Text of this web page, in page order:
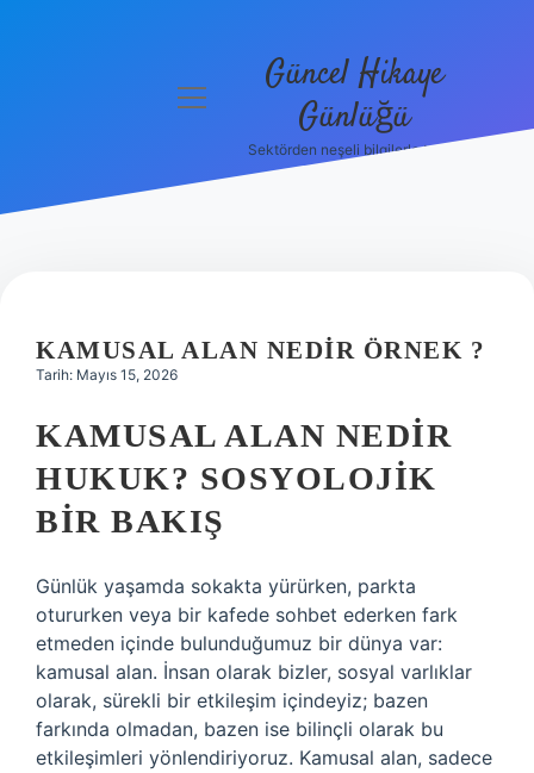
Hakkımızda
menüyü
Güncel Hikaye
Günlüğü
Sektörden neşeli bilgilerle tanış!
KAMUSAL ALAN NEDIR ÖRNEK ?
Tarih: Mayıs 15, 2026
KAMUSAL ALAN NEDIR
HUKUK? SOSYOLOJIK
BIR BAKIŞ
Günlük yaşamda sokakta yürürken, parkta
otururken veya bir kafede sohbet ederken fark
etmeden içinde bulunduğumuz bir dünya var:
kamusal alan. İnsan olarak bizler, sosyal varlıklar
olarak, sürekli bir etkileşim içindeyiz; bazen
farkında olmadan, bazen ise bilinçli olarak bu
etkileşimleri yönlendiriyoruz. Kamusal alan, sadece